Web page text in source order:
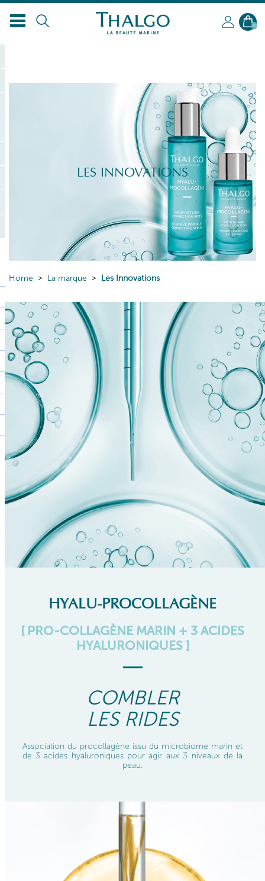
0
LES INNOVATIONS
Home La marque Les Innovations
HYALU-PROCOLLAGÈNE
[ PRO-COLLAGÈNE MARIN + 3 ACIDES
HYALURONIQUES ]
COMBLER
LES RIDES
Association du procollagène issu du microbiome marin et
de 3 acides hyaluroniques pour agir aux 3 niveaux de la
peau.